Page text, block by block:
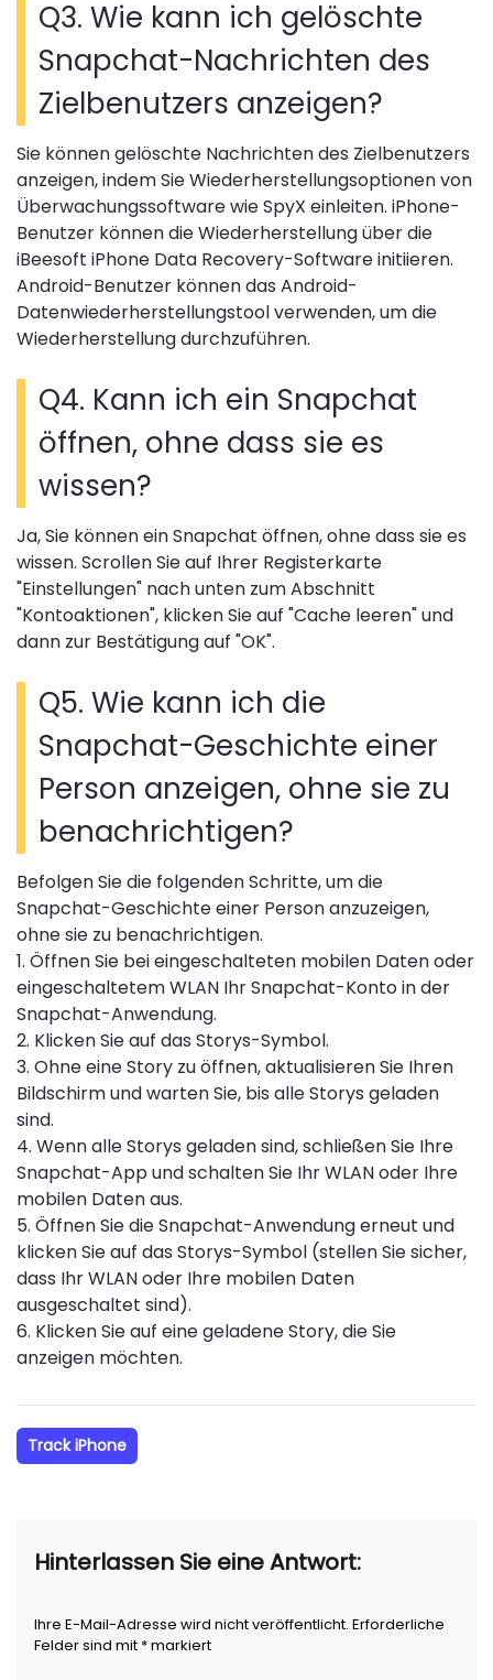
Q3. Wie kann ich gelöschte
Snapchat-Nachrichten des
Zielbenutzers anzeigen?
Sie können gelöschte Nachrichten des Zielbenutzers
anzeigen, indem Sie Wiederherstellungsoptionen von
Überwachungssoftware wie SpyX einleiten. iPhone-
Benutzer können die Wiederherstellung über die
iBeesoft iPhone Data Recovery-Software initiieren.
Android-Benutzer können das Android-
Datenwiederherstellungstool verwenden, um die
Wiederherstellung durchzuführen.
Q4. Kann ich ein Snapchat
öffnen, ohne dass sie es
wissen?
Ja, Sie können ein Snapchat öffnen, ohne dass sie es
wissen. Scrollen Sie auf Ihrer Registerkarte
"Einstellungen" nach unten zum Abschnitt
"Kontoaktionen", klicken Sie auf "Cache leeren" und
dann zur Bestätigung auf "OK".
Q5. Wie kann ich die
Snapchat-Geschichte einer
Person anzeigen, ohne sie zu
benachrichtigen?
Befolgen Sie die folgenden Schritte, um die
Snapchat-Geschichte einer Person anzuzeigen,
ohne sie zu benachrichtigen.
1. Öffnen Sie bei eingeschalteten mobilen Daten oder
eingeschaltetem WLAN Ihr Snapchat-Konto in der
Snapchat-Anwendung.
2. Klicken Sie auf das Storys-Symbol.
3. Ohne eine Story zu öffnen, aktualisieren Sie Ihren
Bildschirm und warten Sie, bis alle Storys geladen
sind.
4. Wenn alle Storys geladen sind, schließen Sie Ihre
Snapchat-App und schalten Sie Ihr WLAN oder Ihre
mobilen Daten aus.
5. Öffnen Sie die Snapchat-Anwendung erneut und
klicken Sie auf das Storys-Symbol (stellen Sie sicher,
dass Ihr WLAN oder Ihre mobilen Daten
ausgeschaltet sind).
6. Klicken Sie auf eine geladene Story, die Sie
anzeigen möchten.
Track iPhone
Hinterlassen Sie eine Antwort:
Ihre E-Mail-Adresse wird nicht veröffentlicht. Erforderliche
Felder sind mit * markiert